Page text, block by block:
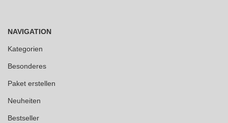
NAVIGATION
Kategorien
Besonderes
Paket erstellen
Neuheiten
Bestseller